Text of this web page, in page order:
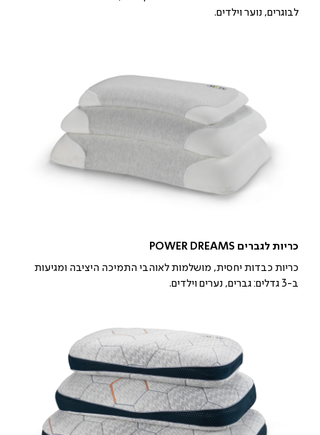
לבוגרים, נוער וילדים.
כריות לגברים POWER DREAMS
כריות כבדות יחסית, מושלמות לאוהבי התמיכה היציבה ומגיעות
ב-3 גדלים: גברים, נערים וילדים.